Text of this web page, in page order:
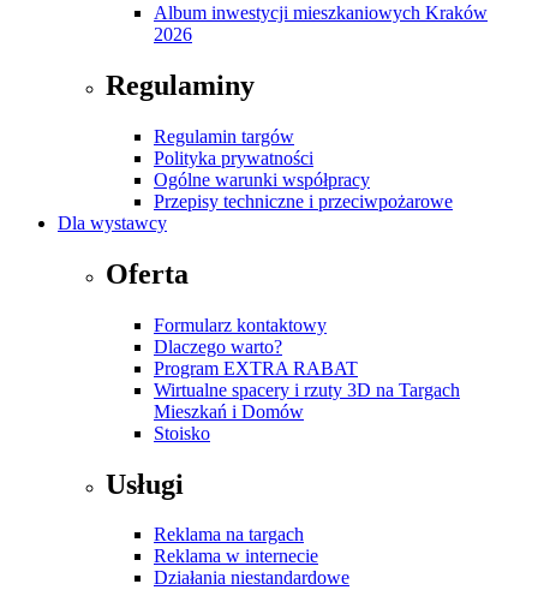
Album inwestycji mieszkaniowych Kraków
2026
Regulaminy
Regulamin targów
Polityka prywatności
Ogólne warunki współpracy
Przepisy techniczne i przeciwpożarowe
Dla wystawcy
Oferta
Formularz kontaktowy
Dlaczego warto?
Program EXTRA RABAT
Wirtualne spacery i rzuty 3D na Targach
Mieszkań i Domów
Stoisko
Usługi
Reklama na targach
Reklama w internecie
Działania niestandardowe